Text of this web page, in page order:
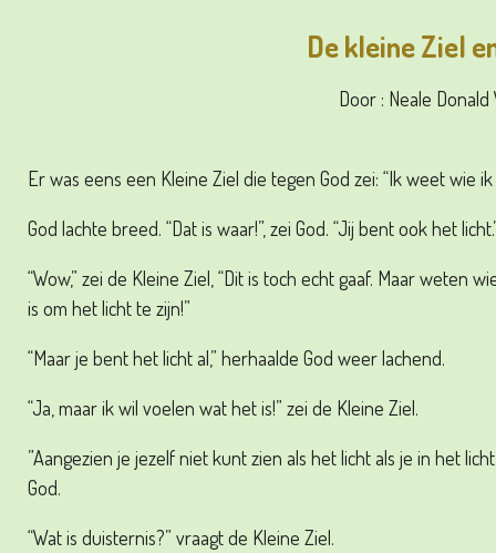
De kleine Ziel
Door : Neale Donald
Er was eens een Kleine Ziel die tegen God zei: “Ik weet wie
God lachte breed. “Dat is waar!”, zei God. “Jij bent ook het
“Wow,” zei de Kleine Ziel, “Dit is toch echt gaaf. Maar weten
is om het licht te zijn!”
“Maar je bent het licht al,” herhaalde God weer lachend.
“Ja, maar ik wil voelen wat het is!” zei de Kleine Ziel.
”Aangezien je jezelf niet kunt zien als het licht als je in het
God.
“Wat is duisternis?” vraagt de Kleine Ziel.